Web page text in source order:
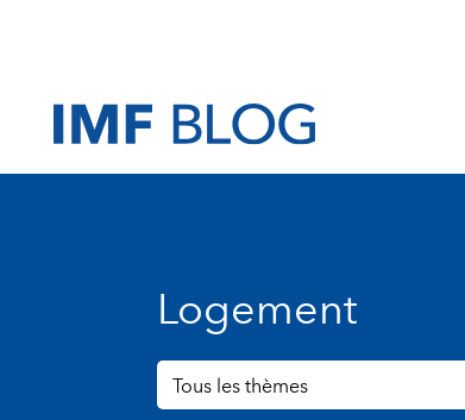
Logement
Tous les thèmes